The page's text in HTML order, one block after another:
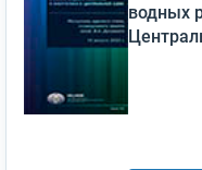
водных